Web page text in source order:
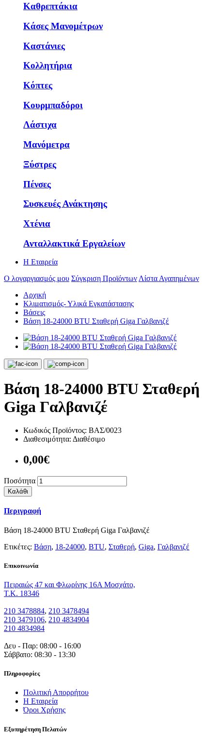
Καθρεπτάκια
Κάσες Μανομέτρων
Καστάνιες
Κολλητήρια
Κόπτες
Κουρμπαδόροι
Λάστιχα
Μανόμετρα
Ξύστρες
Πένσες
Συσκευές Ανάκτησης
Χτένια
Ανταλλακτικά Εργαλείων
Η Εταιρεία
Ο λογαργιασμός μου Σύγκριση ΠροϊόντωνΛίστα Αγαπημένων
Αρχική
Κλιματισμός- Υλικά Εγκατάστασης
Βάσεις
Βάση 18-24000 BTU Σταθερή Giga Γαλβανιζέ
Βάση 18-24000 BTU Σταθερή
Giga Γαλβανιζέ
Κωδικός Προϊόντος: ΒΑΣ/0023
Διαθεσιμότητα: Διαθέσιμο
0,00€
Ποσότητα
Καλάθι
Περιγραφή
Βάση 18-24000 BTU Σταθερή Giga Γαλβανιζέ
Ετικέτες: Βάση, 18-24000, BTU, Σταθερή, Giga, Γαλβανιζέ
Eπικοινωνία
Πειραιώς 47 και Φλωρίνης 16Α Μοσχάτο,
T.K. 18346
210 3478884, 210 3478494
210 3479106, 210 4834904
210 4834984
Δευ - Παρ: 08:00 - 16:00
Σάββατο: 08:30 - 13:30
Πληροφορίες
Πολιτική Απορρήτου
Η Εταιρεία
Όροι Χρήσης
Εξυπηρέτηση Πελατών